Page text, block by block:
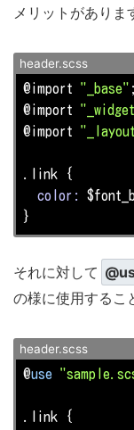
メリットがありま
header.scss
@import "_base" ;
@import
@import
.link {
color:
}
それに対して
の様に使用するこ
header.scss
@use
.link {